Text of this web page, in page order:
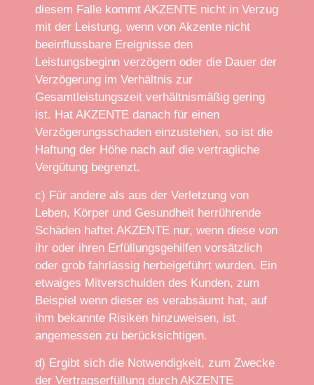
diesem Falle kommt AKZENTE nicht in Verzug
mit der Leistung, wenn von Akzente nicht
beeinflussbare Ereignisse den
Leistungsbeginn verzögern oder die Dauer der
Verzögerung im Verhältnis zur
Gesamtleistungszeit verhältnismäßig gering
ist. Hat AKZENTE danach für einen
Verzögerungsschaden einzustehen, so ist die
Haftung der Höhe nach auf die vertragliche
Vergütung begrenzt.
c) Für andere als aus der Verletzung von
Leben, Körper und Gesundheit herrührende
Schäden haftet AKZENTE nur, wenn diese von
ihr oder ihren Erfüllungsgehilfen vorsätzlich
oder grob fahrlässig herbeigeführt wurden. Ein
etwaiges Mitverschulden des Kunden, zum
Beispiel wenn dieser es verabsäumt hat, auf
ihm bekannte Risiken hinzuweisen, ist
angemessen zu berücksichtigen.
d) Ergibt sich die Notwendigkeit, zum Zwecke
der Vertragserfüllung durch AKZENTE